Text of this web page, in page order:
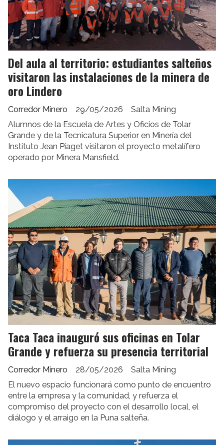
Del aula al territorio: estudiantes salteños
visitaron las instalaciones de la minera de
oro Lindero
Salta Mining
Corredor Minero
29/05/2026
Alumnos de la Escuela de Artes y Oficios de Tolar
Grande y de la Tecnicatura Superior en Minería del
Instituto Jean Piaget visitaron el proyecto metalífero
operado por Minera Mansfield.
Taca Taca inauguró sus oficinas en Tolar
Grande y refuerza su presencia territorial
Salta Mining
Corredor Minero
28/05/2026
El nuevo espacio funcionará como punto de encuentro
entre la empresa y la comunidad, y refuerza el
compromiso del proyecto con el desarrollo local, el
diálogo y el arraigo en la Puna salteña.